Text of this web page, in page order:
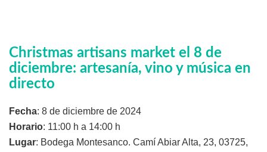
Christmas artisans market el 8 de
diciembre: artesanía, vino y música en
directo
Fecha: 8 de diciembre de 2024
Horario: 11:00 h a 14:00 h
Lugar: Bodega Montesanco. Camí Abiar Alta, 23, 03725,